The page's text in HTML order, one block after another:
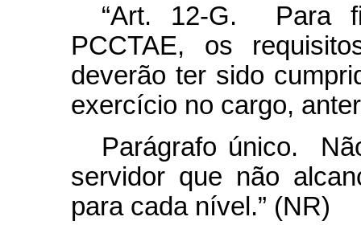
“Art. 12-G. Para
PCCTAE, os
deverão ter sido
exercício no cargo,
Parágrafo único.
servidor que não
para cada nível.” (NR)